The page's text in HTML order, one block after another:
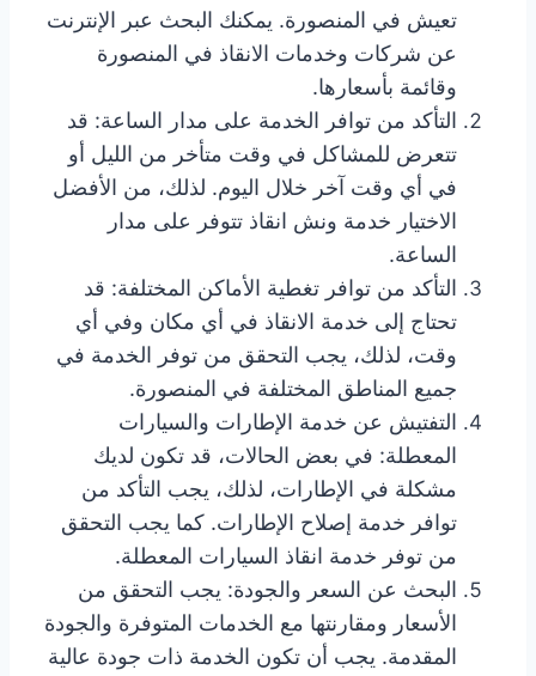
تعيش في المنصورة. يمكنك البحث عبر الإنترنت
عن شركات وخدمات الانقاذ في المنصورة
وقائمة بأسعارها.
التأكد من توافر الخدمة على مدار الساعة: قد
تتعرض للمشاكل في وقت متأخر من الليل أو
في أي وقت آخر خلال اليوم. لذلك، من الأفضل
الاختيار خدمة ونش انقاذ تتوفر على مدار
الساعة.
التأكد من توافر تغطية الأماكن المختلفة: قد
تحتاج إلى خدمة الانقاذ في أي مكان وفي أي
وقت، لذلك، يجب التحقق من توفر الخدمة في
جميع المناطق المختلفة في المنصورة.
التفتيش عن خدمة الإطارات والسيارات
المعطلة: في بعض الحالات، قد تكون لديك
مشكلة في الإطارات، لذلك، يجب التأكد من
توافر خدمة إصلاح الإطارات. كما يجب التحقق
من توفر خدمة انقاذ السيارات المعطلة.
البحث عن السعر والجودة: يجب التحقق من
الأسعار ومقارنتها مع الخدمات المتوفرة والجودة
المقدمة. يجب أن تكون الخدمة ذات جودة عالية